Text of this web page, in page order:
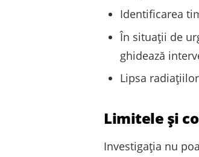
Identificarea
În situații de
ghidează
Lipsa
Limitele și
Investigația nu